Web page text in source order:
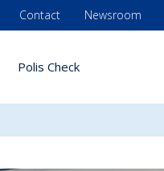
Polis Check
Contact Newsroom